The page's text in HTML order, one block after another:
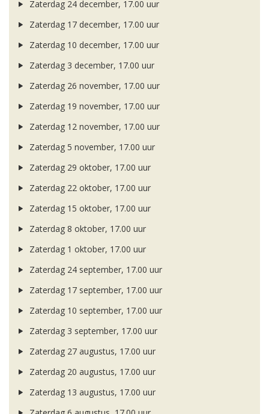
Zaterdag 24 december, 17.00 uur
Zaterdag 17 december, 17.00 uur
Zaterdag 10 december, 17.00 uur
Zaterdag 3 december, 17.00 uur
Zaterdag 26 november, 17.00 uur
Zaterdag 19 november, 17.00 uur
Zaterdag 12 november, 17.00 uur
Zaterdag 5 november, 17.00 uur
Zaterdag 29 oktober, 17.00 uur
Zaterdag 22 oktober, 17.00 uur
Zaterdag 15 oktober, 17.00 uur
Zaterdag 8 oktober, 17.00 uur
Zaterdag 1 oktober, 17.00 uur
Zaterdag 24 september, 17.00 uur
Zaterdag 17 september, 17.00 uur
Zaterdag 10 september, 17.00 uur
Zaterdag 3 september, 17.00 uur
Zaterdag 27 augustus, 17.00 uur
Zaterdag 20 augustus, 17.00 uur
Zaterdag 13 augustus, 17.00 uur